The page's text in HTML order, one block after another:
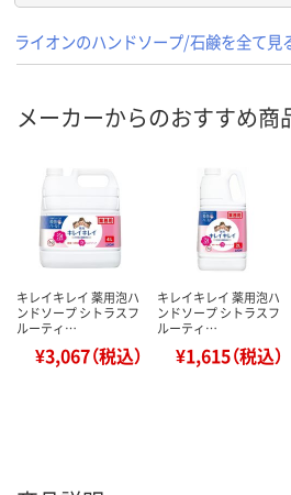
ライオンのハンドソープ/石鹸を全て見
メーカーからのおすすめ商
キレイキレイ 薬用泡ハ
ンドソープ シトラスフ
ルーティ…
¥3,067（税込）
キレイキレイ 薬用泡ハ
ンドソープ シトラスフ
ルーティ…
¥1,615（税込）